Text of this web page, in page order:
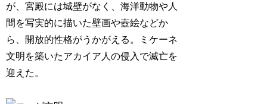
が、宮殿には城壁がなく、海洋動物や人
間を写実的に描いた壁画や壺絵などか
ら、開放的性格がうかがえる。ミケーネ
文明を築いたアカイア人の侵入で滅亡を
迎えた。